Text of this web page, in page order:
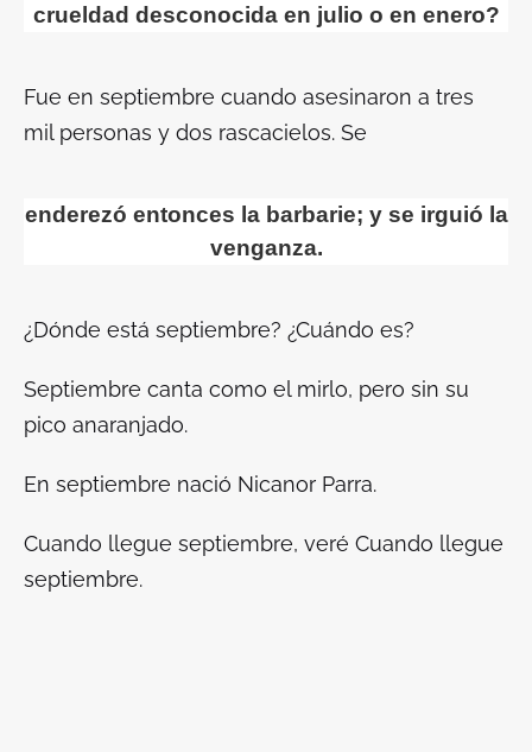
crueldad desconocida en julio o en enero?
Fue en septiembre cuando asesinaron a tres
mil personas y dos rascacielos. Se
enderezó entonces la barbarie; y se irguió la
venganza.
¿Dónde está septiembre? ¿Cuándo es?
Septiembre canta como el mirlo, pero sin su
pico anaranjado.
En septiembre nació Nicanor Parra.
Cuando llegue septiembre, veré Cuando llegue
septiembre.